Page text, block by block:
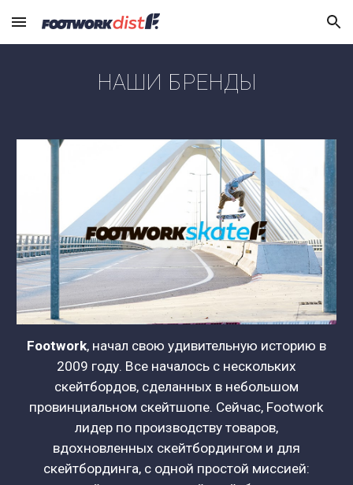
Skip to main content Skip to navigation
НАШИ БРЕНДЫ
Footwork, начал свою удивительную историю в
2009 году. Все началось с нескольких
скейтбордов, сделанных в небольшом
провинциальном скейтшопе. Сейчас, Footwork
лидер по производству товаров,
вдохновленных скейтбордингом и для
скейтбординга, с одной простой миссией: